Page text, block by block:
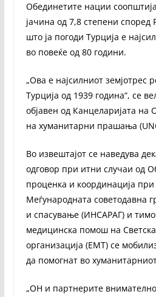
Обединетите нации
јачина од 7,8 степени според
што ја погоди Турција е
во повеќе од 80 години.
„Ова е најсилниот земјотрес
Турција од 1939 година“, се
објавен од Канцеларијата на
на хуманитарни прашања
Во извештајот се наведува
одговор при итни случаи од
проценка и координација при
Меѓународната советодавна
и спасување (ИНСАРАГ) и
медицинска помош на
организација (ЕМТ) се
да помогнат во
„ОН и партнерите внимателно